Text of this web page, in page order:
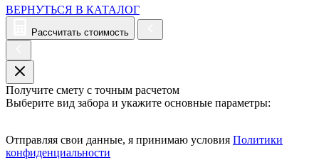
ВЕРНУТЬСЯ В КАТАЛОГ
Рассчитать стоимость
Получите смету с точным расчетом
Выберите вид забора и укажите основные параметры:
Отправляя свои данные, я принимаю условия Политики
конфиденциальности